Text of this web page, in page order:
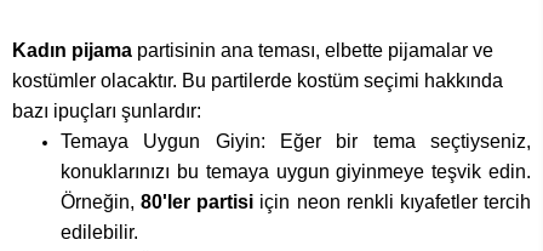
Kadın pijama partisinin ana teması, elbette pijamalar ve
kostümler olacaktır. Bu partilerde kostüm seçimi hakkında
bazı ipuçları şunlardır:
Temaya Uygun Giyin: Eğer bir tema seçtiyseniz,
konuklarınızı bu temaya uygun giyinmeye teşvik edin.
Örneğin,80'ler partisi için neon renkli kıyafetler tercih
edilebilir.